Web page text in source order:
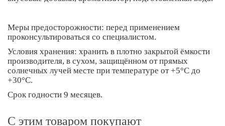
Меры предосторожности: перед применением
проконсультироваться со специалистом.
Условия хранения: хранить в плотно закрытой ёмкости
производителя, в сухом, защищённом от прямых
солнечных лучей месте при температуре от +5°С до
+30°С.
Срок годности 9 месяцев.
С этим товаром покупают